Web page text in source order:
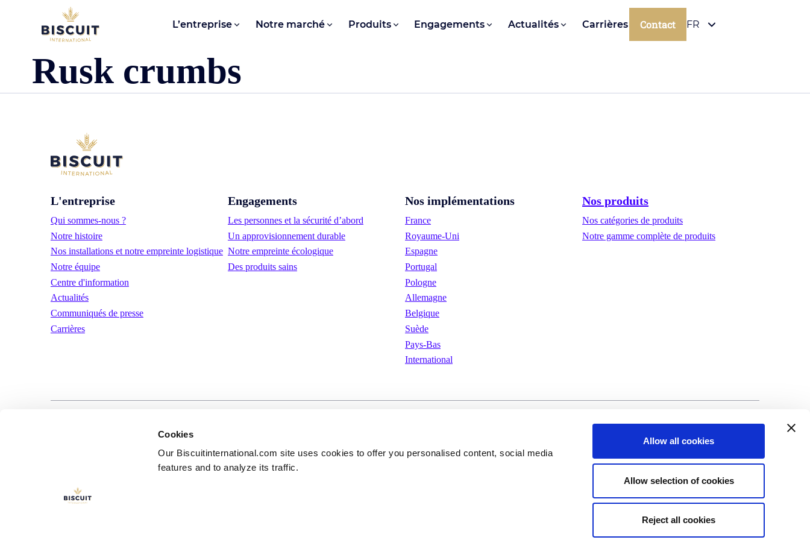
Cookies
Our Biscuitinternational.com site uses cookies to offer you personalised content, social media
features and to analyze its traffic.
Allow all cookies
Allow selection of cookies
Reject all cookies
Aller au contenu L’entreprise Notre marché Produits Engagements Actualités Carrières Contact FR
Rusk crumbs
L'entreprise
Qui sommes-nous ?
Notre histoire
Nos installations et notre empreinte logistique
Notre équipe
Centre d'information
Actualités
Communiqués de presse
Carrières
Engagements
Les personnes et la sécurité d’abord
Un approvisionnement durable
Notre empreinte écologique
Des produits sains
Nos implémentations
France
Royaume-Uni
Espagne
Portugal
Pologne
Allemagne
Belgique
Suède
Pays-Bas
International
Nos produits
Nos catégories de produits
Notre gamme complète de produits
©Biscuit International 2023